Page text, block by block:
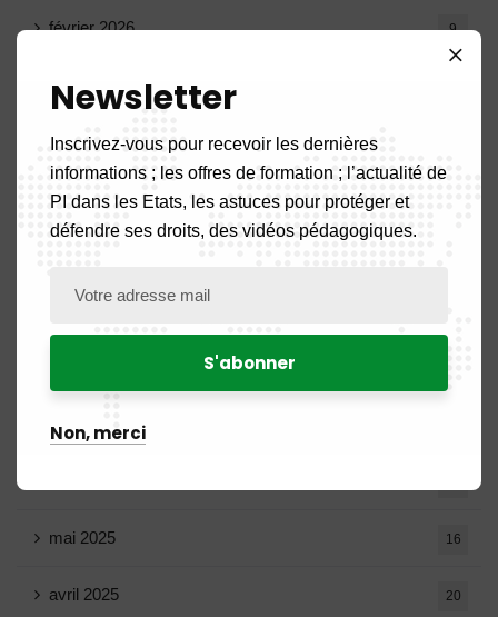
février 2026 9
janvier 2026
décembre 2025
novembre 2025
juillet 2025
mai 2025 16
avril 2025 20
Newsletter
Inscrivez-vous pour recevoir les dernières
informations ; les offres de formation ; l’actualité de
PI dans les Etats, les astuces pour protéger et
défendre ses droits, des vidéos pédagogiques.
Non, merci